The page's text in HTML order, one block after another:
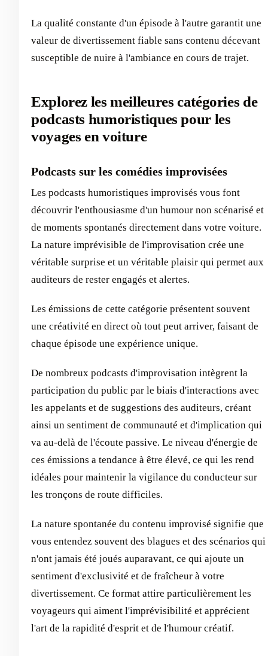
La qualité constante d'un épisode à l'autre garantit une
valeur de divertissement fiable sans contenu décevant
susceptible de nuire à l'ambiance en cours de trajet.
Explorez les meilleures catégories de
podcasts humoristiques pour les
voyages en voiture
Podcasts sur les comédies improvisées
Les podcasts humoristiques improvisés vous font
découvrir l'enthousiasme d'un humour non scénarisé et
de moments spontanés directement dans votre voiture.
La nature imprévisible de l'improvisation crée une
véritable surprise et un véritable plaisir qui permet aux
auditeurs de rester engagés et alertes.
Les émissions de cette catégorie présentent souvent
une créativité en direct où tout peut arriver, faisant de
chaque épisode une expérience unique.
De nombreux podcasts d'improvisation intègrent la
participation du public par le biais d'interactions avec
les appelants et de suggestions des auditeurs, créant
ainsi un sentiment de communauté et d'implication qui
va au-delà de l'écoute passive. Le niveau d'énergie de
ces émissions a tendance à être élevé, ce qui les rend
idéales pour maintenir la vigilance du conducteur sur
les tronçons de route difficiles.
La nature spontanée du contenu improvisé signifie que
vous entendez souvent des blagues et des scénarios qui
n'ont jamais été joués auparavant, ce qui ajoute un
sentiment d'exclusivité et de fraîcheur à votre
divertissement. Ce format attire particulièrement les
voyageurs qui aiment l'imprévisibilité et apprécient
l'art de la rapidité d'esprit et de l'humour créatif.